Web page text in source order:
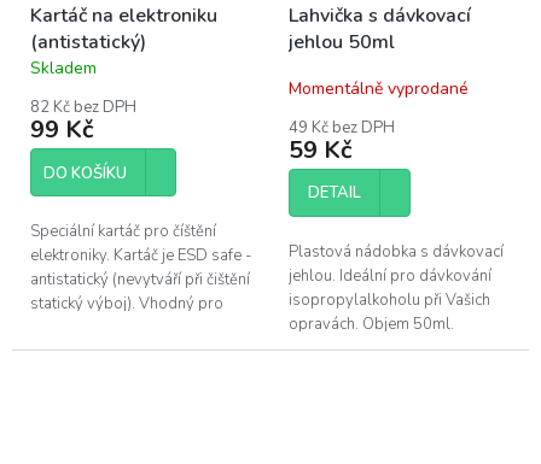
Kartáč na elektroniku
(antistatický)
Průměrné
produktu
je
5,0
hvězdiček.
Skladem
82 Kč bez DPH
99 Kč
DO KOŠÍKU
Speciální kartáč pro číštění
elektroniky. Kartáč je ESD safe -
antistatický (nevytváří při čištění
statický výboj). Vhodný pro
základních desek a všech...
Lahvička s dávkovací
jehlou 50ml
Momentálně vyprodané
49 Kč bez DPH
59 Kč
DETAIL
Plastová nádobka s dávkovací
jehlou. Ideální pro dávkování
isopropylalkoholu při Vašich
opravách. Objem 50ml.